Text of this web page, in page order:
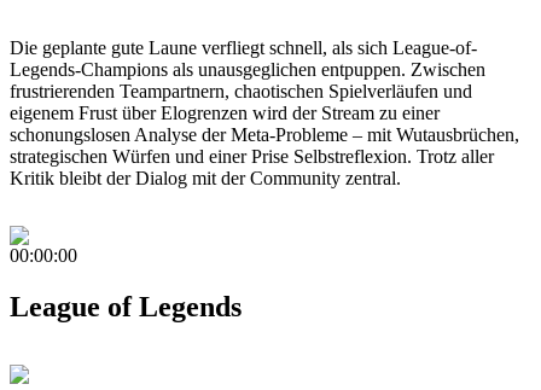
Die geplante gute Laune verfliegt schnell, als sich League-of-
Legends-Champions als unausgeglichen entpuppen. Zwischen
frustrierenden Teampartnern, chaotischen Spielverläufen und
eigenem Frust über Elogrenzen wird der Stream zu einer
schonungslosen Analyse der Meta-Probleme – mit Wutausbrüchen,
strategischen Würfen und einer Prise Selbstreflexion. Trotz aller
Kritik bleibt der Dialog mit der Community zentral.
00:00:00
League of Legends